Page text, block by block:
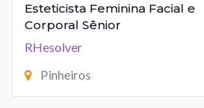
Esteticista Feminina Facial e
Corporal Sênior
RHesolver
Pinheiros